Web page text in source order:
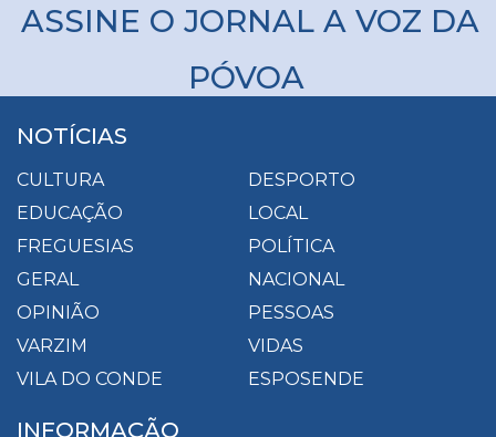
ASSINE O JORNAL A VOZ DA
PÓVOA
NOTÍCIAS
CULTURA
DESPORTO
EDUCAÇÃO
LOCAL
FREGUESIAS
POLÍTICA
GERAL
NACIONAL
OPINIÃO
PESSOAS
VARZIM
VIDAS
VILA DO CONDE
ESPOSENDE
INFORMAÇÃO